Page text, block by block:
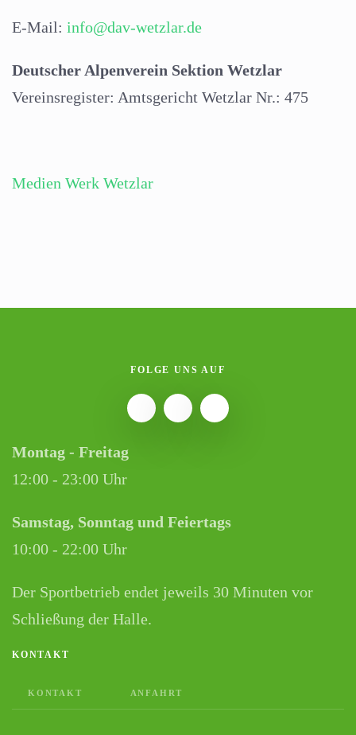
E-Mail: info@dav-wetzlar.de
Deutscher Alpenverein Sektion Wetzlar
Vereinsregister: Amtsgericht Wetzlar Nr.: 475
Medien Werk Wetzlar
FOLGE UNS AUF
Montag - Freitag
12:00 - 23:00 Uhr
Samstag, Sonntag und Feiertags
10:00 - 22:00 Uhr
Der Sportbetrieb endet jeweils 30 Minuten vor
Schließung der Halle.
KONTAKT
KONTAKT ANFAHRT